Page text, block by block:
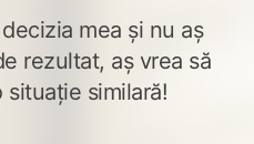
mea și nu aș
rezultat, aș vrea să
similară!